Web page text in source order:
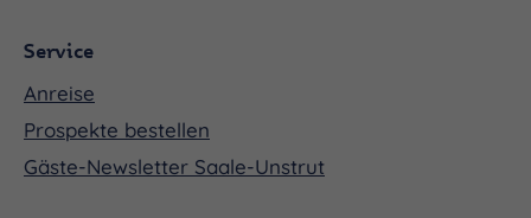
Service
Anreise
Prospekte bestellen
Gäste-Newsletter Saale-Unstrut